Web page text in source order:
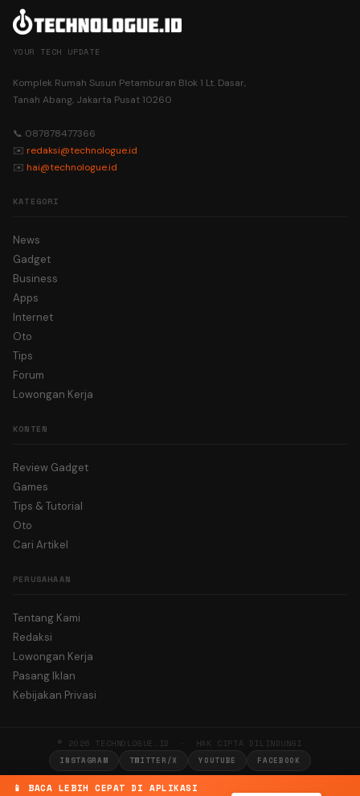
📱 BACA LEBIH CEPAT DI APLIKASI
YOUR TECH UPDATE
Komplek Rumah Susun Petamburan Blok 1 Lt. Dasar,
Tanah Abang, Jakarta Pusat 10260
📞 087878477366
✉️ redaksi@technologue.id
✉️ hai@technologue.id
KATEGORI
News
Gadget
Business
Apps
Internet
Oto
Tips
Forum
Lowongan Kerja
KONTEN
Review Gadget
Games
Tips & Tutorial
Oto
Cari Artikel
PERUSAHAAN
Tentang Kami
Redaksi
Lowongan Kerja
Pasang Iklan
Kebijakan Privasi
© 2026 TECHNOLOGUE.ID · HAK CIPTA DILINDUNGI
INSTAGRAM TWITTER/X YOUTUBE FACEBOOK